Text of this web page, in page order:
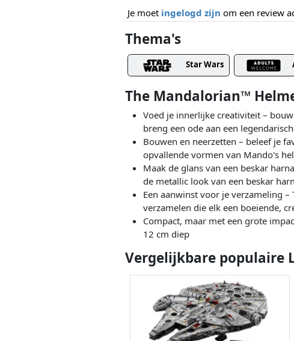
Je moet ingelogd zijn om een review
Thema's
Star Wars
The Mandalorian™
Voed je innerlijke creativiteit –
breng een ode aan een
Bouwen en neerzetten – beleef je
opvallende vormen van Mando's
Maak de glans van een beskar
de metallic look van een beskar
Een aanwinst voor je verzameling
verzamelen die elk een boeiende,
Compact, maar met een grote
12 cm diep
Vergelijkbare populaire